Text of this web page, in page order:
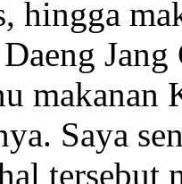
hingga
makanan
Saya
tersebut